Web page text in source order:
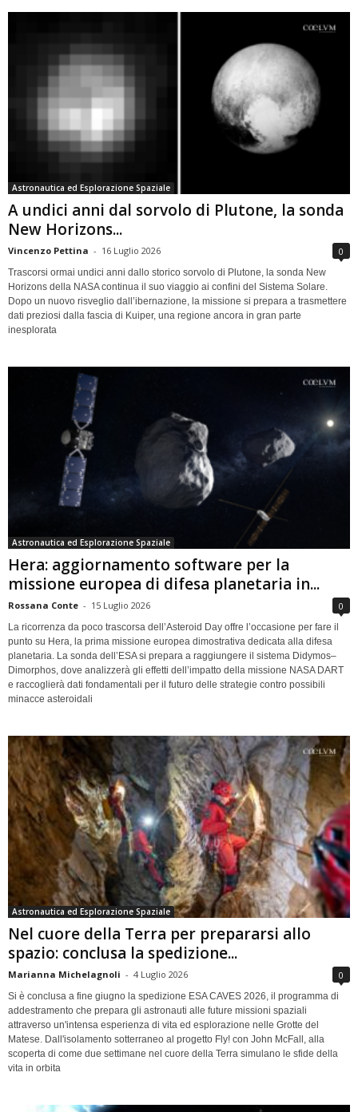
Astronautica ed Esplorazione Spaziale
A undici anni dal sorvolo di Plutone, la sonda
New Horizons...
Vincenzo Pettina - 16 Luglio 2026 0
Trascorsi ormai undici anni dallo storico sorvolo di Plutone, la sonda New
Horizons della NASA continua il suo viaggio ai confini del Sistema Solare.
Dopo un nuovo risveglio dall’ibernazione, la missione si prepara a trasmettere
dati preziosi dalla fascia di Kuiper, una regione ancora in gran parte
inesplorata
Astronautica ed Esplorazione Spaziale
Hera: aggiornamento software per la
missione europea di difesa planetaria in...
Rossana Conte - 15 Luglio 2026 0
La ricorrenza da poco trascorsa dell’Asteroid Day offre l’occasione per fare il
punto su Hera, la prima missione europea dimostrativa dedicata alla difesa
planetaria. La sonda dell’ESA si prepara a raggiungere il sistema Didymos–
Dimorphos, dove analizzerà gli effetti dell’impatto della missione NASA DART
e raccoglierà dati fondamentali per il futuro delle strategie contro possibili
minacce asteroidali
Astronautica ed Esplorazione Spaziale
Nel cuore della Terra per prepararsi allo
spazio: conclusa la spedizione...
Marianna Michelagnoli - 4 Luglio 2026 0
Si è conclusa a fine giugno la spedizione ESA CAVES 2026, il programma di
addestramento che prepara gli astronauti alle future missioni spaziali
attraverso un'intensa esperienza di vita ed esplorazione nelle Grotte del
Matese. Dall'isolamento sotterraneo al progetto Fly! con John McFall, alla
scoperta di come due settimane nel cuore della Terra simulano le sfide della
vita in orbita